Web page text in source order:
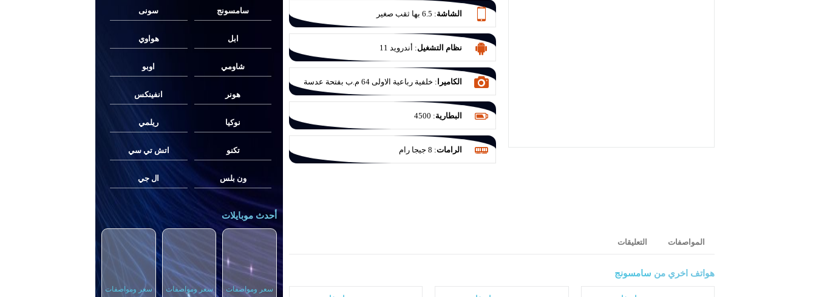
الشاشة: 6.5 بها ثقب صغير
نظام التشغيل: أندرويد 11
الكاميرا :
خلفية رباعية الاولى 64 م.ب بفتحة عدسة
F/1.8 مع مثبت بصري والثانية للتصوير الواسع 12
م.ب بفتحة عدسة F/2.2 والثالثة ماكرو 5 م.ب بفتحة
عدسة F/2.4
البطارية:
4500
الرامات: 8 جيجا رام
المواصفات التعليقات
هواتف اخري من سامسونج
سامسونج سونى
ابل هواوي
شاومي اوبو
هونر انفينكس
نوكيا ريلمي
تكنو اتش تي سي
ون بلس ال جي
أحدث موبايلات
سعر ومواصفات
سعر ومواصفات
سعر ومواصفات